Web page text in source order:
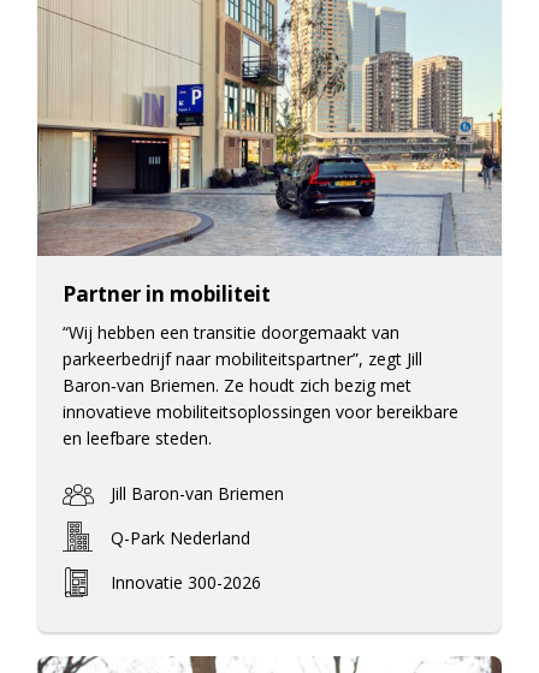
Partner in mobiliteit
“Wij hebben een transitie doorgemaakt van
parkeerbedrijf naar mobiliteitspartner”, zegt Jill
Baron‑van Briemen. Ze houdt zich bezig met
innovatieve mobiliteitsoplossingen voor bereikbare
en leefbare steden.
Jill Baron-van Briemen
Q-Park Nederland
Innovatie 300-2026